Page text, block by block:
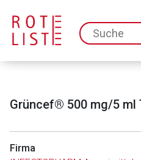
Grüncef® 500 mg/5 ml
Firma